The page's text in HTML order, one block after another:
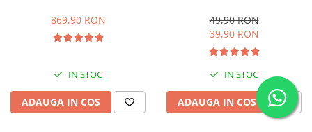
convertibil - functie frigider,
Termostat reglabil, Alb
869,90 RON
IN STOC
ADAUGA IN COS
49,90 RON
39,90 RON
IN STOC
ADAUGA IN COS